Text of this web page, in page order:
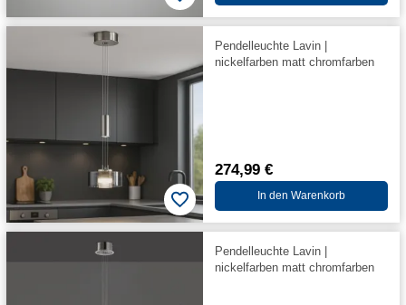
Pendelleuchte Lavin |
nickelfarben matt chromfarben
274,99 €
In den Warenkorb
Pendelleuchte Lavin |
nickelfarben matt chromfarben